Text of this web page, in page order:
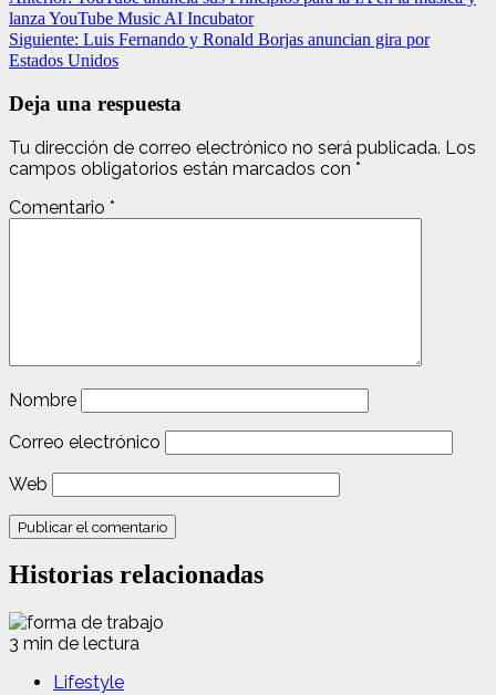
lanza YouTube Music AI Incubator
Siguiente: Luis Fernando y Ronald Borjas anuncian gira por
Estados Unidos
Deja una respuesta
Tu dirección de correo electrónico no será publicada. Los
campos obligatorios están marcados con *
Comentario *
Nombre
Correo electrónico
Web
Historias relacionadas
3 min de lectura
Lifestyle